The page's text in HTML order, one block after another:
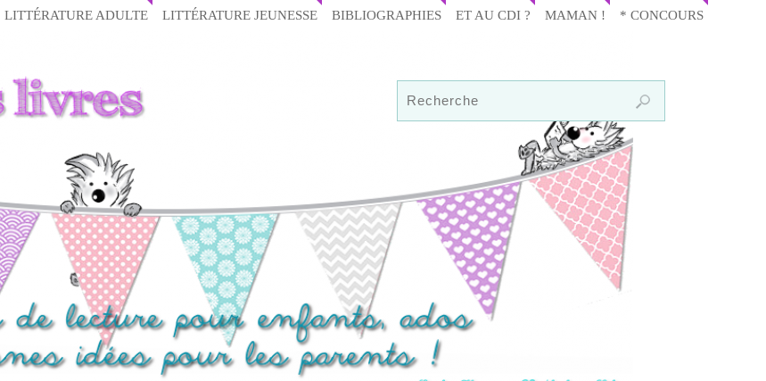
LITTÉRATURE ADULTE LITTÉRATURE JEUNESSE BIBLIOGRAPHIES ET AU CDI ? MAMAN ! * CONCOURS